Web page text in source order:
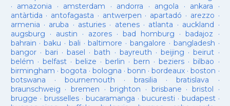
· amazonia · amsterdam · andorra · angola · ankara ·
antàrtida · antofagasta · antwerpen · apartadó · arezzo ·
armenia · aruba · asturies· atenes· atlanta · auckland ·
augsburg · austin · azores·bad homburg ·badajoz ·
bahrain ·baku · bali ·baltimore ·bangalore · bangladesh ·
bangor· bari ·basel ·bath · bayreuth ·beijing ·beirut ·
belém · belfast· belize · berlin ·bern ·beziers ·bilbao ·
birmingham · bogota · bologna ·bonn ·bordeaux ·boston ·
botswana · bournemouth ·brasilia ·bratislava ·
braunschweig · bremen ·brighton · brisbane · bristol ·
brugge · brusselles· bucaramanga · bucuresti · budapest·